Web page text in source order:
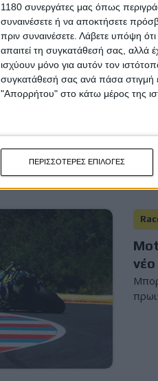
1180 συνεργάτες μας όπως
συναινέσετε ή να αποκτήσετε
πριν συναινέσετε. Λάβετε υπόψη
απαιτεί τη συγκατάθεσή σας, αλλά
ισχύουν μόνο για αυτόν τον
συγκατάθεσή σας ανά πάσα στιγμή
"Απορρήτου" στο κάτω μέρος της
ΠΕΡΙΣΣΟΤΕΡΕΣ ΕΠΙΛΟΓΕΣ
Την